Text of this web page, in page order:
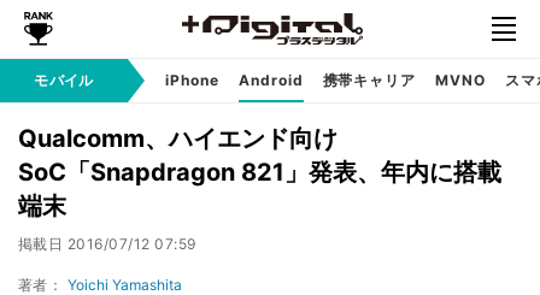
モバイル iPhone Android 携帯キャリア MVNO ス
Qualcomm、ハイエンド向け
SoC「Snapdragon 821」発表、年内に搭載
端末
掲載日 2016/07/12 07:59
著者： Yoichi Yamashita